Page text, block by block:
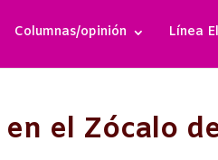
Columnas/opinión Línea
el Zócalo